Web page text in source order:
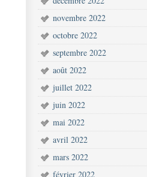
novembre 2022
octobre 2022
septembre 2022
août 2022
juillet 2022
juin 2022
mai 2022
avril 2022
mars 2022
février 2022